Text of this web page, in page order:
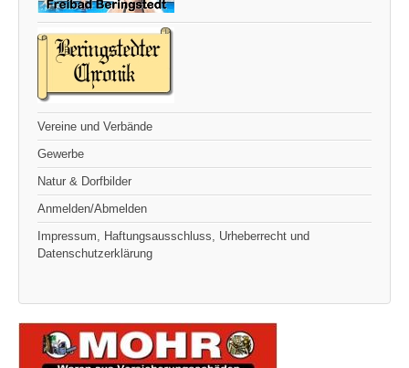
Vereine und Verbände
Gewerbe
Natur & Dorfbilder
Anmelden/Abmelden
Impressum, Haftungsausschluss, Urheberrecht und
Datenschutzerklärung